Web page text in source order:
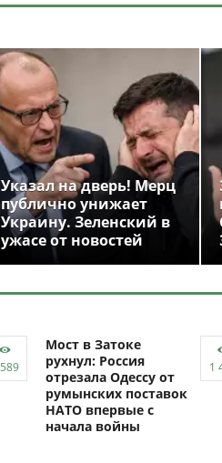
Указал на дверь! Мерц
публично унижает
Украину. Зеленский в
ужасе от новостей
Мост в Затоке
рухнул: Россия
отрезала Одессу от
румынских поставок
НАТО впервые с
начала войны